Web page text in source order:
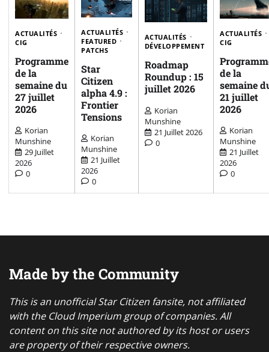
ACTUALITÉS
CIG
Programme
de la
semaine du
27 juillet
2026
Korian
Munshine
29 Juillet
2026
0
ACTUALITÉS
FEATURED
PATCHS
Star
Citizen
alpha 4.9 :
Frontier
Tensions
Korian
Munshine
21 Juillet
2026
0
ACTUALITÉS
DÉVELOPPEMENT
Roadmap
Roundup : 15
juillet 2026
Korian
Munshine
21 Juillet 2026
0
ACTUALITÉS
CIG
de la
semaine
21 juillet
2026
Korian
Munshine
21 Juillet
2026
0
Made by the Community
This is an unofficial Star Citizen fansite, not affiliated
with the Cloud Imperium group of companies. All
content on this site not authored by its host or users
are property of their respective owners.